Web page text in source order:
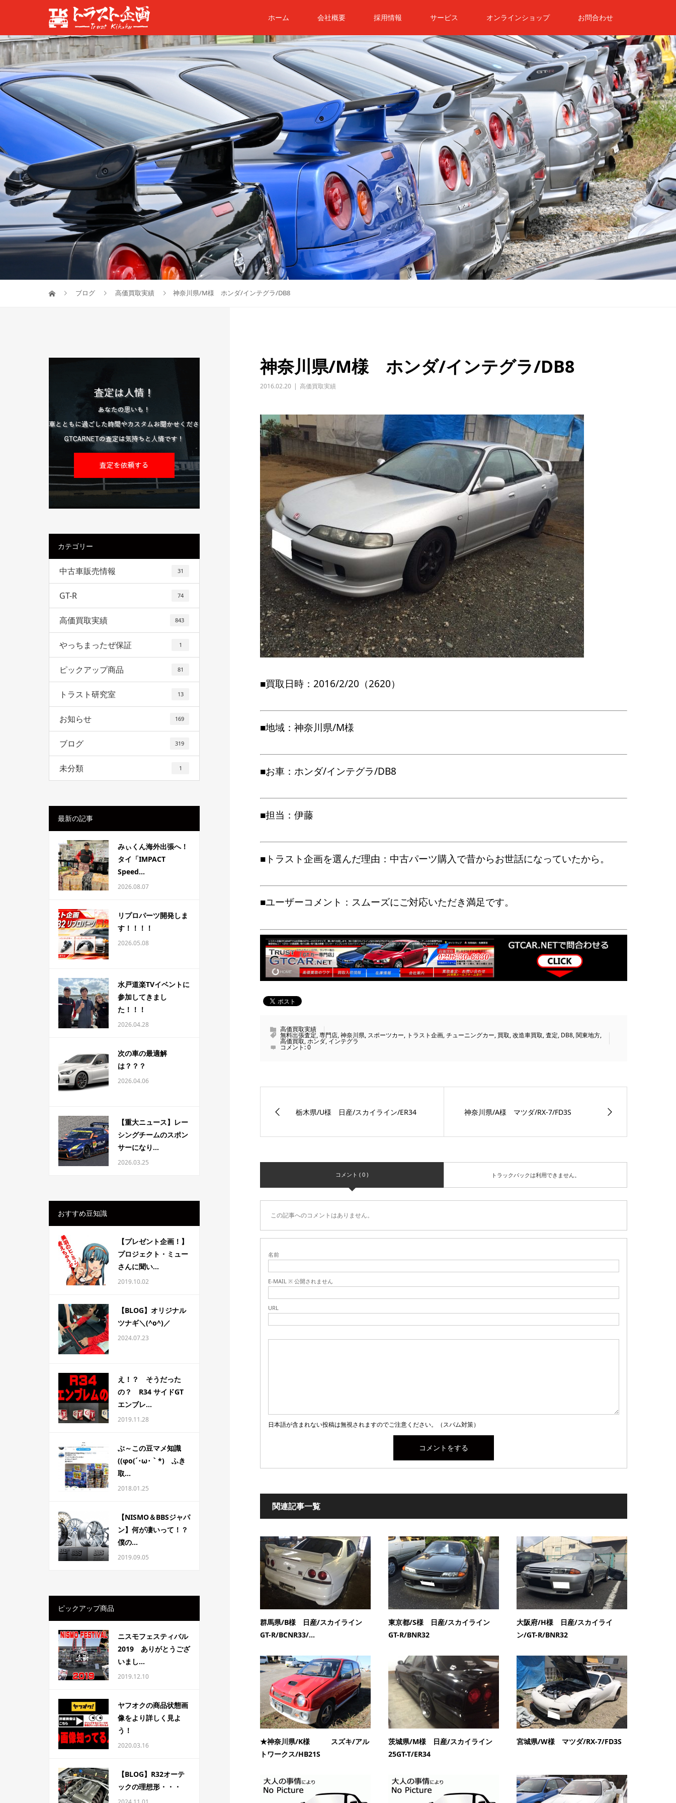
ホーム 会社概要 採用情報 サービス オンラインショップ お問合わせ
ブログ 高価買取実績 神奈川県/M様 ホンダ/インテグラ/DB8
神奈川県/M様 ホンダ/インテグラ/DB8
2016.02.20 高価買取実績
■買取日時：2016/2/20（2620）
■地域：神奈川県/M様
■お車：ホンダ/インテグラ/DB8
■担当：伊藤
■トラスト企画を選んだ理由：中古パーツ購入で昔からお世話になっていたから。
■ユーザーコメント：スムーズにご対応いただき満足です。
高価買取実績
無料出張査定,専門店,神奈川県, スポーツカー, トラスト企画,チューニングカー, 買取,改造車買取,査定, DB8,関東地方,
高価買取,ホンダ, インテグラ
コメント:0
栃木県/U様 日産/スカイライン/ER34 神奈川県/A様 マツダ/RX-7/FD3S
コメント ( 0 ) トラックバックは利用できません。
この記事へのコメントはありません。
名前
E-MAIL ※ 公開されません
URL
日本語が含まれない投稿は無視されますのでご注意ください。（スパム対策）
関連記事一覧
群馬県/B様 日産/スカイライン
GT-R/BCNR33/...
東京都/S様 日産/スカイライン
GT-R/BNR32
大阪府/H様 日産/スカイライ
ン/GT-R/BNR32
★神奈川県/K様 スズキ/アル
トワークス/HB21S
茨城県/M様 日産/スカイライン
25GT-T/ER34
宮城県/W様 マツダ/RX-7/FD3S
カテゴリー
中古車販売情報 31
GT-R 74
高価買取実績 843
やっちまったぜ保証 1
ピックアップ商品 81
トラスト研究室 13
お知らせ 169
ブログ 319
未分類 1
最新の記事
みぃくん海外出張へ！
タイ「IMPACT
Speed...
2026.08.07
リプロパーツ開発しま
す！！！！
2026.05.08
水戸道楽TVイベントに
参加してきまし
た！！！
2026.04.28
次の車の最適解
は？？？
2026.04.06
【重大ニュース】レー
シングチームのスポン
サーになり...
2026.03.25
おすすめ豆知識
【プレゼント企画！】
プロジェクト・ミュー
さんに聞い...
2019.10.02
【BLOG】オリジナル
ツナギ＼(^o^)／
2024.07.23
え！？ そうだった
の？ R34 サイドGT
エンブレ...
2019.11.28
ぶ～この豆マメ知識
((φo(´･ω･｀*) ふき
取...
2018.01.25
【NISMO＆BBSジャパ
ン】何が凄いって！？
僕の...
2019.09.05
ピックアップ商品
ニスモフェスティバル
2019 ありがとうござ
いまし...
2019.12.10
ヤフオクの商品状態画
像をより詳しく見よ
う！
2020.03.16
【BLOG】R32オーテ
ックの理想形・・・